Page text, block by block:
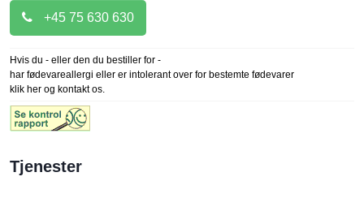
+45 75 630 630
Hvis du - eller den du bestiller for -
har fødevareallergi eller er intolerant over for bestemte fødevarer
klik her og kontakt os.
Tjenester